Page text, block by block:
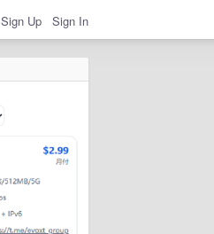
Sign Up Sign In